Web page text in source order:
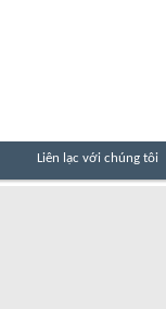
Liên lạc với chúng tôi